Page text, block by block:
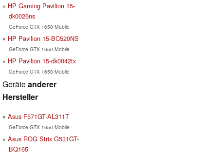
HP Gaming Pavilion 15-
dk0026ns
GeForce GTX 1650 Mobile
HP Pavilion 15-BC520NS
GeForce GTX 1650 Mobile
HP Pavilion 15-dk0042tx
GeForce GTX 1650 Mobile
Geräteanderer
Hersteller
Asus F571GT-AL311T
GeForce GTX 1650 Mobile
Asus ROG Strix G531GT-
BQ165